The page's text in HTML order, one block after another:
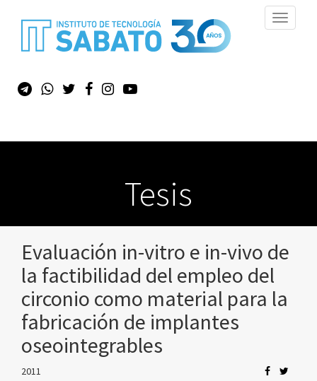
Toggle
Tesis
Evaluación in-vitro e in-vivo de
la factibilidad del empleo del
circonio como material para la
fabricación de implantes
oseointegrables
2011